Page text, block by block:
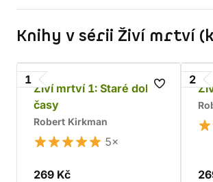
Knihy v sérii Živí mrtví
1
Živí mrtví 1: Staré dobré
časy
Robert Kirkman
5×
269 Kč
2